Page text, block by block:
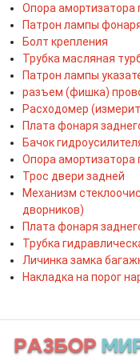
Опора амортизатора
Патрон лампы
Болт крепления
Трубка масляная
Патрон лампы
разъем (фишка)
Расходомер
Плата фонаря
Бачок
Опора амортизатора
Трос двери задней
Механизм
дворников)
Плата фонаря
Трубка
Личинка замка
Накладка на порог